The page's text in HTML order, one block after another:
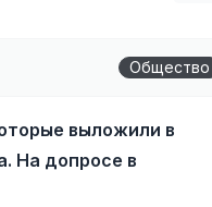
Общество
выложили в
На допросе в